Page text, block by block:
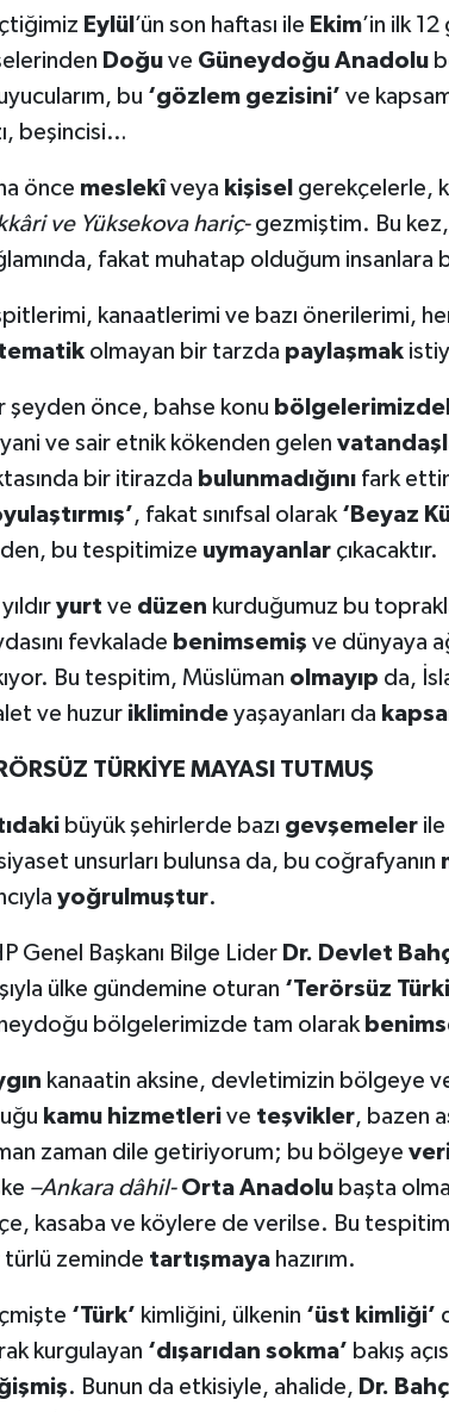
Eylül ’ün son haftası ile Ekim’in ilk
Doğuve Güneydoğu Anadolu
bu ‘gözlem gezisini’ ve
beşincisi…
önce meslekîveya kişisel gerekçelerle,
ve Yüksekova hariç-gezmiştim. Bu kez,
fakat muhatap olduğum insanlara
kanaatlerimi ve bazı önerilerimi,
olmayan bir tarzda paylaşmak
şeyden önce, bahse konu
ve sair etnik kökenden gelen
bir itirazda bulunmadığınıfark
, fakat sınıfsal olarak ‘Beyaz
bu tespitimize uymayanlarçıkacaktır.
yurt ve düzen kurduğumuz bu
fevkalade benimsemiş ve dünyaya
Bu tespitim, Müslüman olmayıp da,
ve huzur iklimindeyaşayanları da
TÜRKİYE MAYASI TUTMUŞ
büyük şehirlerde bazı gevşemelerile
unsurları bulunsa da, bu coğrafyanın
yoğrulmuştur.
Genel Başkanı Bilge Lider Dr. Devlet
ülke gündemine oturan ‘Terörsüz
bölgelerimizde tam olarak
kanaatin aksine, devletimizin bölgeye
kamu hizmetlerive teşvikler, bazen
zaman dile getiriyorum; bu bölgeye
–Ankara dâhil- Orta Anadolubaşta
kasaba ve köylere de verilse. Bu
türlü zeminde tartışmayahazırım.
‘Türk’ kimliğini, ülkenin ‘üst kimliği’
kurgulayan ‘dışarıdan sokma’ bakış
. Bunun da etkisiyle, ahalide, Dr.